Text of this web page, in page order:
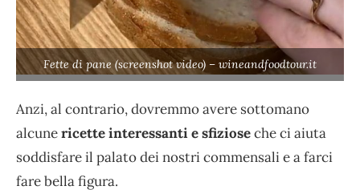
Fette di pane (screenshot video) – wineandfoodtour.it
Anzi, al contrario, dovremmo avere sottomano
alcunericette interessanti e sfizioseche ci aiuta
soddisfare il palato dei nostri commensali e a farci
fare bella figura.